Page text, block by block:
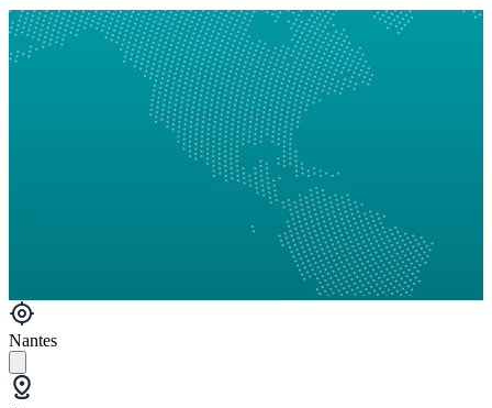
Nantes